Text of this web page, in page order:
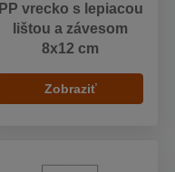
PP vrecko s lepiacou
lištou a závesom
8x12 cm
Zobraziť